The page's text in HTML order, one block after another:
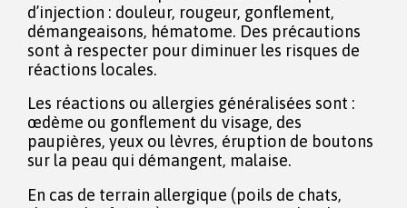
d’injection : douleur, rougeur, gonflement,
démangeaisons, hématome. Des précautions
sont à respecter pour diminuer les risques de
réactions locales.
Les réactions ou allergies généralisées sont :
œdème ou gonflement du visage, des
paupières, yeux ou lèvres, éruption de boutons
sur la peau qui démangent, malaise.
En cas de terrain allergique (poils de chats,